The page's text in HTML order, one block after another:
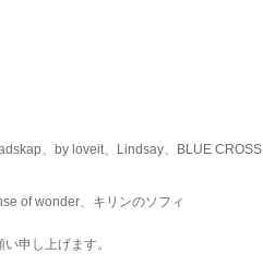
、by loveit、Lindsay、BLUE CROSS
of wonder、キリンのソフィ
申し上げます。